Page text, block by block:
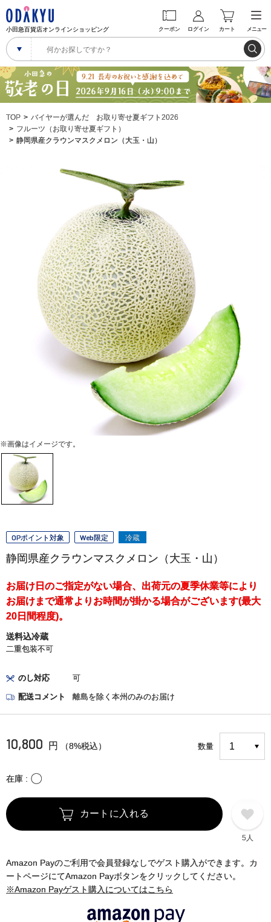
小田急百貨店オンラインショッピング クーポン ログイン カート メニュー
TOP
バイヤーが選んだ お取り寄せ夏ギフト2026
フルーツ（お取り寄せ夏ギフト）
静岡県産クラウンマスクメロン（大玉・山）
※画像はイメージです。
OPポイント対象 Web限定 冷蔵
静岡県産クラウンマスクメロン（大玉・山）
お届け日のご指定がない場合、出荷元の夏季休業等により
お届けまで通常よりお時間が掛かる場合がございます(最大
20日間程度)。
送料込冷蔵
二重包装不可
のし対応 可
配送コメント 離島を除く本州のみのお届け
10,800 円 （8%税込） 数量
在庫 〇
カートに入れる
5人
Amazon Payのご利用で会員登録なしでゲスト購入ができます。カ
ートページにてAmazon Payボタンをクリックしてください。
※Amazon Payゲスト購入についてはこちら